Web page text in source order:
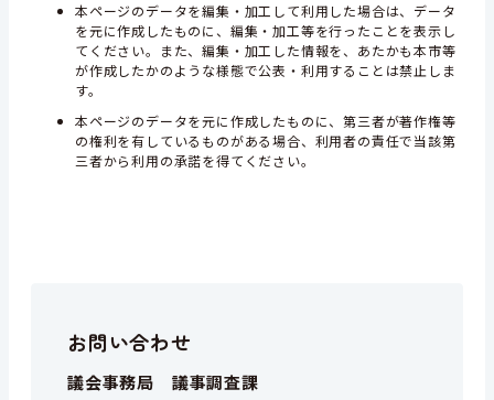
本ページのデータを編集・加工して利用した場合は、データ
を元に作成したものに、編集・加工等を行ったことを表示し
てください。また、編集・加工した情報を、あたかも本市等
が作成したかのような様態で公表・利用することは禁止しま
す。
本ページのデータを元に作成したものに、第三者が著作権等
の権利を有しているものがある場合、利用者の責任で当該第
三者から利用の承諾を得てください。
お問い合わせ
議会事務局 議事調査課